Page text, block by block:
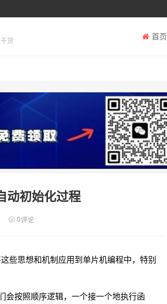
货
首页
动初始化过程
0评论
些思想和机制应用到单片机编程中，特别
会按照顺序逻辑，一个接一个地执行函